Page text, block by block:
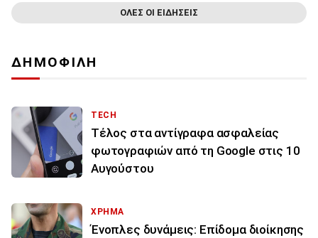
ΟΛΕΣ ΟΙ ΕΙΔΗΣΕΙΣ
ΔΗΜΟΦΙΛΗ
TECH
Τέλος στα αντίγραφα ασφαλείας
φωτογραφιών από τη Google στις 10
Αυγούστου
ΧΡΗΜΑ
Ένοπλες δυνάμεις: Επίδομα διοίκησης